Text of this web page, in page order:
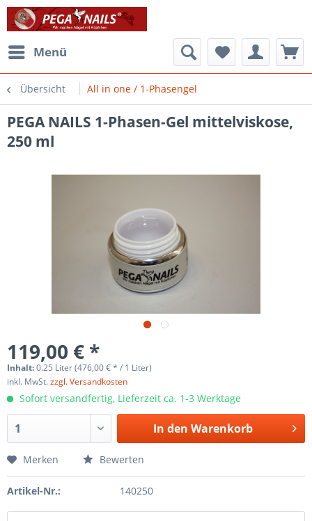
Menü
Übersicht All in one / 1-Phasengel
PEGA NAILS 1-Phasen-Gel mittelviskose,
250 ml
119,00 € *
Inhalt:0.25 Liter (476,00 € * / 1 Liter)
inkl. MwSt.zzgl. Versandkosten
Sofort versandfertig, Lieferzeit ca. 1-3 Werktage
In den Warenkorb
Merken Bewerten
Artikel-Nr.: 140250